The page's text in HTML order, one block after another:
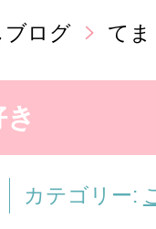
ブログ て
カテゴリー: